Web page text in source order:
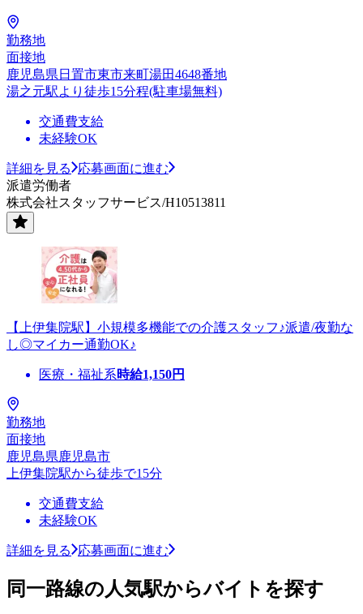
勤務地
面接地
鹿児島県日置市東市来町湯田4648番地
湯之元駅より徒歩15分程(駐車場無料)
交通費支給
未経験OK
詳細を見る
応募画面に進む
派遣労働者
株式会社スタッフサービス/H10513811
【上伊集院駅】小規模多機能での介護スタッフ♪派遣/夜勤な
し◎マイカー通勤OK♪
医療・福祉系時給1,150円
勤務地
面接地
鹿児島県鹿児島市
上伊集院駅から徒歩で15分
交通費支給
未経験OK
詳細を見る 応募画面に進む
同一路線の人気駅からバイトを探す